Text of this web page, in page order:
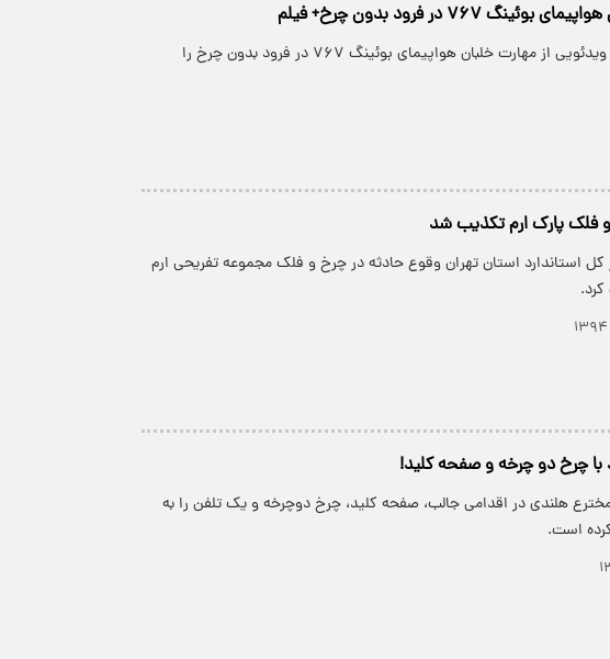
۷۶۷ در فرود بدون چرخ+ فیلم
در این مطلب ویدئویی از مهارت خلبان هواپیمای بوئینگ ۷۶۷ در فرود بدون چرخ را
پارک ارم تکذیب شد
کل استاندارد استان تهران وقوع حادثه در چرخ و فلک مجموعه تفریحی ارم
چرخ دو چرخه و صفحه‌ کلید!
هلندی در اقدامی جالب، صفحه کلید، چرخ دوچرخه و یک تلفن را به
است.